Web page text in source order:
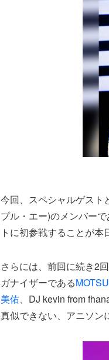
今回、スペシャルゲスト
プル・エー)のメンバー
トに初参戦することが本
さらには、前回に続き2
ガナイザーであるMOTSU
美佑、DJ kevin from
真似できない、アニソン